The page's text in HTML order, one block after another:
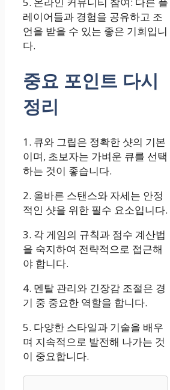
레이어들과 경험을 공유하고 조
언을 받을 수 있는 좋은 기회입니
다.
중요 포인트 다시
정리
1. 큐와 그립은 정확한 샷의 기본
이며, 초보자는 가벼운 큐를 선택
하는 것이 좋습니다.
2. 올바른 스탠스와 자세는 안정
적인 샷을 위한 필수 요소입니다.
3. 각 게임의 규칙과 점수 계산법
을 숙지하여 전략적으로 접근해
야 합니다.
4. 멘탈 관리와 긴장감 조절은 경
기 중 중요한 역할을 합니다.
5. 다양한 스타일과 기술을 배우
며 지속적으로 발전해 나가는 것
이 중요합니다.